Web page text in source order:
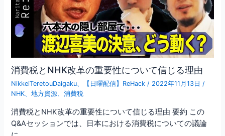
消費税とNHK改革の重要性について信じる理由
NikkeiTeretouDaigaku、 【日曜配信】ReHack / 2022年11月13日 /
NHK、地方資源、消費税
消費税とNHK改革の重要性について信じる理由 要約 この
Q&Aセッションでは、日本における消費税についての議論